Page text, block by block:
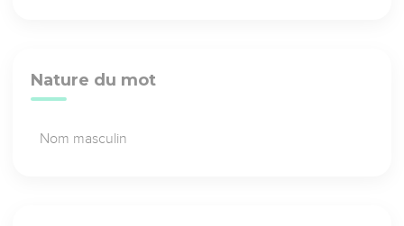
Nature du mot
Nom masculin